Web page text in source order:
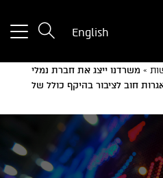
English
» משרדנו ייצג את חברת נמלי
חוב לציבור בהיקף כולל של